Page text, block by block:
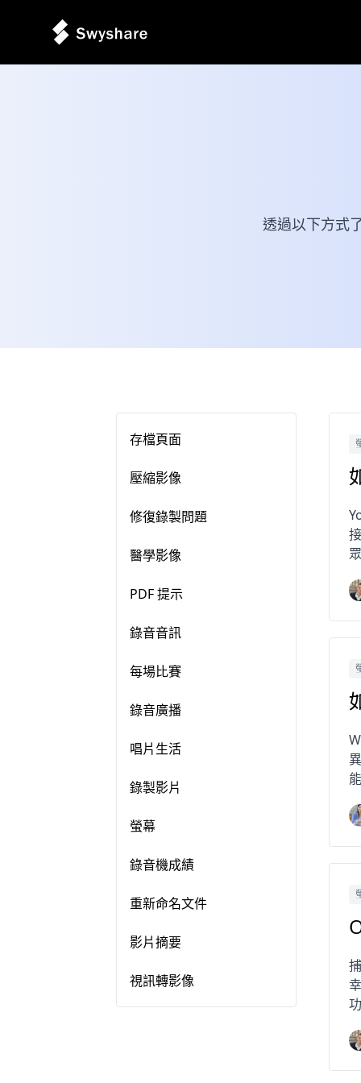
透過以下方式
存檔頁面
壓縮影像
修復錄製問題
醫學影像
PDF 提示
錄音音訊
每場比賽
錄音廣播
唱片生活
錄製影片
螢幕
錄音機成績
重新命名文件
影片摘要
視訊轉影像